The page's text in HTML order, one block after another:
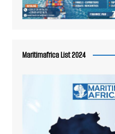
Maritimafrica List 2024